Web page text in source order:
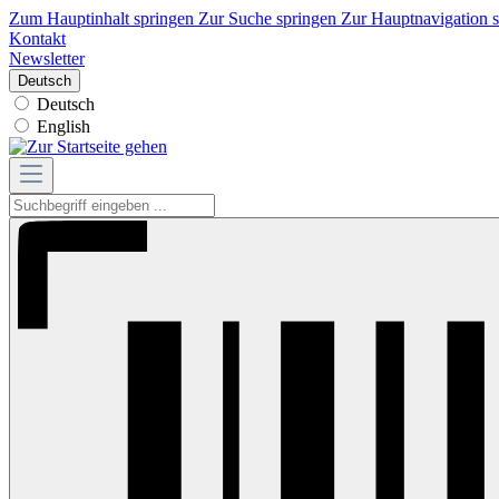
Zum Hauptinhalt springen Zur Suche springen Zur Hauptnavigation
Kontakt
Newsletter
Deutsch
Deutsch
English